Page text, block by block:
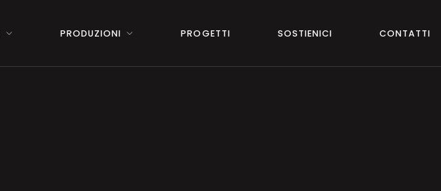
PRODUZIONI PROGETTI SOSTIENICI CONTATTI